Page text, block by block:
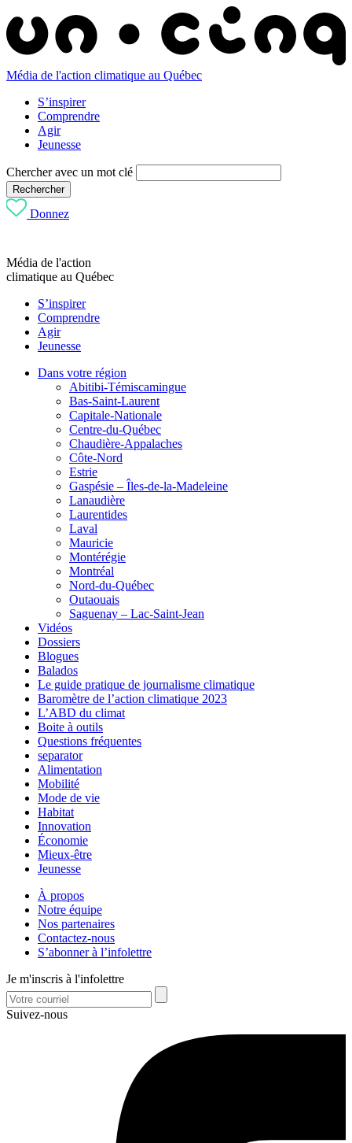
Média de l'action climatique au Québec
S’inspirer
Comprendre
Agir
Jeunesse
Chercher avec un mot clé
Rechercher
Donnez
Média de l'action
climatique au Québec
S’inspirer
Comprendre
Agir
Jeunesse
Dans votre région
Abitibi-Témiscamingue
Bas-Saint-Laurent
Capitale-Nationale
Centre-du-Québec
Chaudière-Appalaches
Côte-Nord
Estrie
Gaspésie – Îles-de-la-Madeleine
Lanaudière
Laurentides
Laval
Mauricie
Montérégie
Montréal
Nord-du-Québec
Outaouais
Saguenay – Lac-Saint-Jean
Vidéos
Dossiers
Blogues
Balados
Le guide pratique de journalisme climatique
Baromètre de l’action climatique 2023
L’ABD du climat
Boite à outils
Questions fréquentes
separator
Alimentation
Mobilité
Mode de vie
Habitat
Innovation
Économie
Mieux-être
Jeunesse
À propos
Notre équipe
Nos partenaires
Contactez-nous
S’abonner à l’infolettre
Je m'inscris à l'infolettre
Suivez-nous